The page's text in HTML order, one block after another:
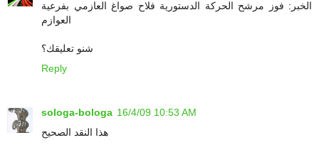
الخبر: فوز مرشح الحركة الدستورية فلاح صواغ العازمي بفرعية
العوازم
شنو تعليقك؟
Reply
sologa-bologa 16/4/09 10:53 AM
هذا النقد الصحيح